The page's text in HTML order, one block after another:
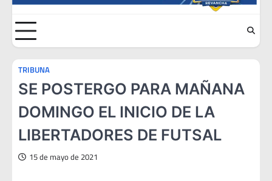
TRIBUNA
SE POSTERGO PARA MAÑANA
DOMINGO EL INICIO DE LA
LIBERTADORES DE FUTSAL
15 de mayo de 2021